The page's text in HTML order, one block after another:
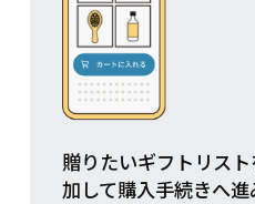
贈りたいギフトリス
加して購入手続きへ進